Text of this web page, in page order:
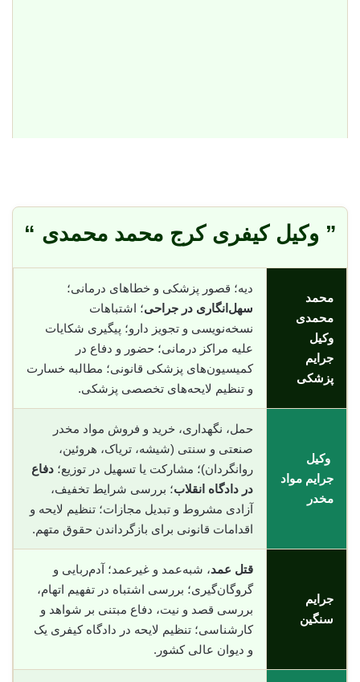
” وکیل کیفری کرج محمد محمدی “
محمد
محمدی
وکیل
جرایم
پزشکی
دیه؛ قصور پزشکی و خطاهای درمانی؛
سهل‌انگاری در جراحی؛ اشتباهات
نسخه‌نویسی و تجویز دارو؛ پیگیری شکایات
علیه مراکز درمانی؛ حضور و دفاع در
کمیسیون‌های پزشکی قانونی؛ مطالبه خسارت
و تنظیم لایحه‌های تخصصی پزشکی.
وکیل
جرایم مواد
مخدر
حمل، نگهداری، خرید و فروش مواد مخدر
صنعتی و سنتی (شیشه، تریاک، هروئین،
روانگردان)؛ مشارکت یا تسهیل در توزیع؛ دفاع
در دادگاه انقلاب؛ بررسی شرایط تخفیف،
آزادی مشروط و تبدیل مجازات؛ تنظیم لایحه و
اقدامات قانونی برای بازگرداندن حقوق متهم.
جرایم
سنگین
قتل عمد، شبه‌عمد و غیرعمد؛ آدم‌ربایی و
گروگان‌گیری؛ بررسی اشتباه در تفهیم اتهام،
بررسی قصد و نیت، دفاع مبتنی بر شواهد و
کارشناسی؛ تنظیم لایحه در دادگاه کیفری یک
و دیوان عالی کشور.